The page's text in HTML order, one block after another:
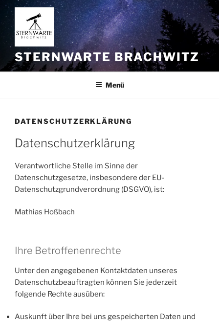
Zum
Inhalt
springen
STERNWARTE BRACHWITZ
Menü
DATENSCHUTZERKLÄRUNG
Datenschutzerklärung
Verantwortliche Stelle im Sinne der
Datenschutzgesetze, insbesondere der EU-
Datenschutzgrundverordnung (DSGVO), ist:
Mathias Hoßbach
Ihre Betroffenenrechte
Unter den angegebenen Kontaktdaten unseres
Datenschutzbeauftragten können Sie jederzeit
folgende Rechte ausüben:
Auskunft über Ihre bei uns gespeicherten Daten und